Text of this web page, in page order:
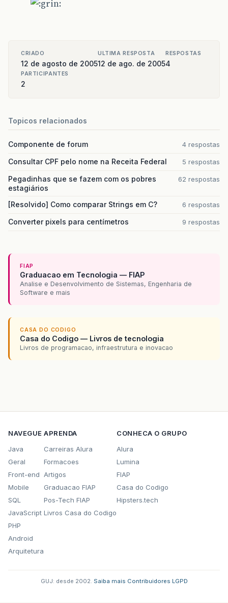
CRIADO
12 de agosto de 2005
ULTIMA RESPOSTA
12 de ago. de 2005
RESPOSTAS
4
PARTICIPANTES
2
Topicos relacionados
Componente de forum 4 respostas
Consultar CPF pelo nome na Receita Federal 5 respostas
Pegadinhas que se fazem com os pobres
estagiários
62 respostas
[Resolvido] Como comparar Strings em C? 6 respostas
Converter pixels para centímetros 9 respostas
FIAP
Graduacao em Tecnologia — FIAP
Analise e Desenvolvimento de Sistemas, Engenharia de
Software e mais
CASA DO CODIGO
Casa do Codigo — Livros de tecnologia
Livros de programacao, infraestrutura e inovacao
NAVEGUE
Java
Geral
Front-end
Mobile
SQL
JavaScript
PHP
Android
Arquitetura
APRENDA
Carreiras Alura
Formacoes
Artigos
Graduacao FIAP
Pos-Tech FIAP
Livros Casa do Codigo
CONHECA O GRUPO
Alura
Lumina
FIAP
Casa do Codigo
Hipsters.tech
GUJ: desde 2002. Saiba mais Contribuidores LGPD